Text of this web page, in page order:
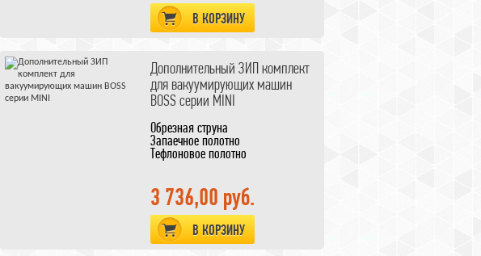
В КОРЗИНУ
Дополнительный ЗИП комплект
для вакуумирующих машин
BOSS серии MINI
Обрезная струна
Запаечное полотно
Тефлоновое полотно
3 736,00 руб.
В КОРЗИНУ